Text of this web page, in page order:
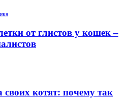
от глистов у кошек –
котят: почему так